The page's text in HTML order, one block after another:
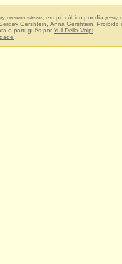
Unidades métricas) em pé cúbico por dia (ft³/day,
Gershtein Anna Gershtein .
o português por Yuli Della Volpi